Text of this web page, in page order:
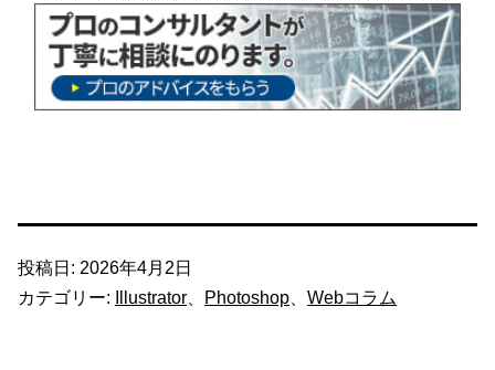
投稿日: 2026年4月2日
カテゴリー:
Illustrator Photoshop Webコラム